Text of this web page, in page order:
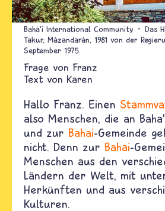
Bahá’í International Community
Das
Takur, Mázandarán, 1981 von der
September 1975.
Franz
Text von Karen
Hallo Franz. Einen
also Menschen, die an
und zur Bahai-Gemeinde
nicht. Denn zur Bahai-
Menschen aus den
Ländern der Welt, mit
Herkünften und aus
Kulturen.